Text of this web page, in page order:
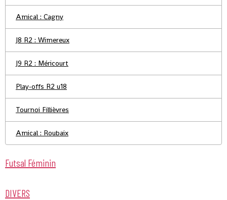
Amical : Cagny
J8 R2 : Wimereux
J9 R2 : Méricourt
Play-offs R2 u18
Tournoi Fillièvres
Amical : Roubaix
Futsal Féminin
DIVERS